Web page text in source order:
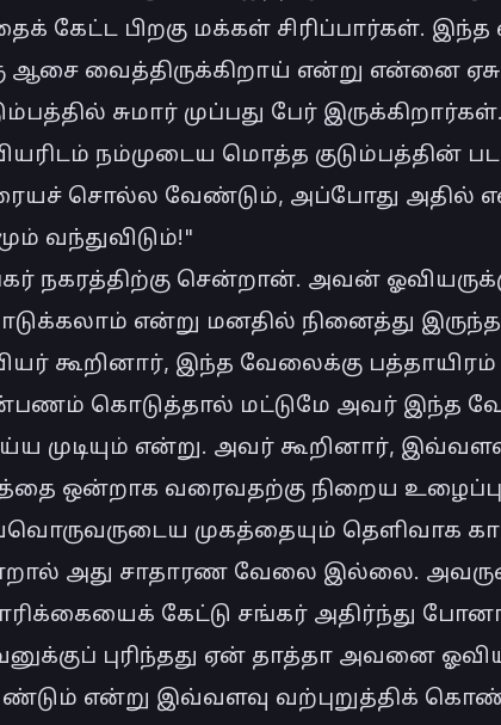
கேட்ட பிறகு மக்கள் சிரிப்பார்கள். இந்த
ஆசை வைத்திருக்கிறாய் என்று என்னை
சுமார் முப்பது பேர்
நம்முடைய மொத்த குடும்பத்தின்
சொல்ல வேண்டும், அப்போது அதில்
வந்துவிடும்!"
நகரத்திற்கு சென்றான். அவன்
என்று மனதில் நினைத்து
கூறினார், இந்த வேலைக்கு பத்தாயிரம்
கொடுத்தால் மட்டுமே அவர் இந்த
முடியும் என்று. அவர் கூறினார்,
ஒன்றாக வரைவதற்கு நிறைய
முகத்தையும் தெளிவாக
அது சாதாரண வேலை இல்லை.
கேட்டு சங்கர் அதிர்ந்து
புரிந்தது ஏன் தாத்தா அவனை
என்று இவ்வளவு வற்புறுத்திக்